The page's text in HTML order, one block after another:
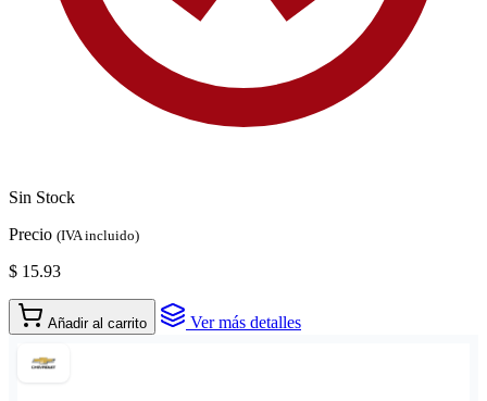
Sin Stock
Precio (IVA incluido)
$ 15.93
Añadir al carrito Ver más detalles